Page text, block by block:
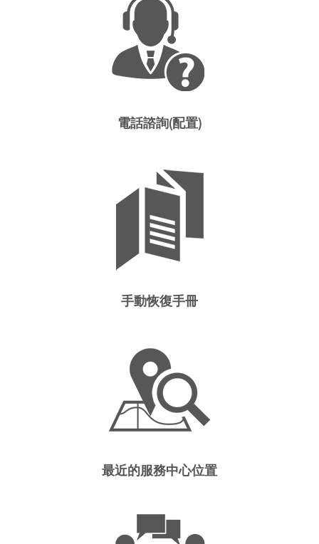
電話諮詢(配置)
手動恢復手冊
最近的服務中心位置